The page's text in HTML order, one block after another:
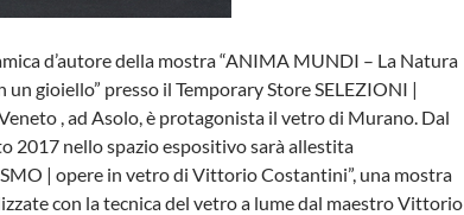
d’autore della mostra “ANIMA MUNDI – La Natura
un gioiello” presso il Temporary Store SELEZIONI |
, ad Asolo, è protagonista il vetro di Murano. Dal
2017 nello spazio espositivo sarà allestita
| opere in vetro di Vittorio Costantini”, una mostra
con la tecnica del vetro a lume dal maestro Vittorio